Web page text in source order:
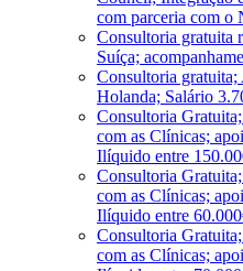
com parceria com o
Consultoria gratuita
Suíça;
Consultoria
Holanda; Salário
Consultoria
com as Clínicas;
Ilíquido entre
Consultoria
com as Clínicas;
Ilíquido entre
Consultoria
com as Clínicas;